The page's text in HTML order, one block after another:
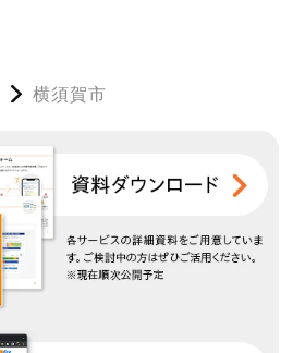
横須賀市